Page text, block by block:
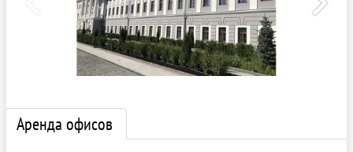
Аренда офисов